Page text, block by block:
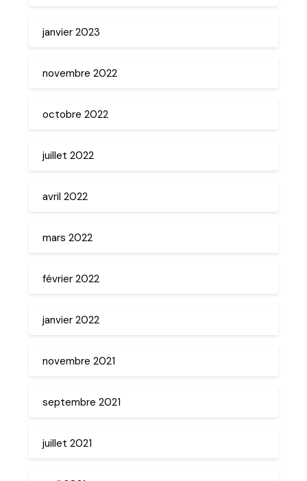
janvier 2023
novembre 2022
octobre 2022
juillet 2022
avril 2022
mars 2022
février 2022
janvier 2022
novembre 2021
septembre 2021
juillet 2021